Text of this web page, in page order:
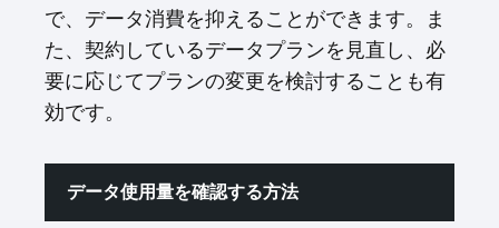
で、データ消費を抑えることができます。ま
た、契約しているデータプランを見直し、必
要に応じてプランの変更を検討することも有
効です。
データ使用量を確認する方法